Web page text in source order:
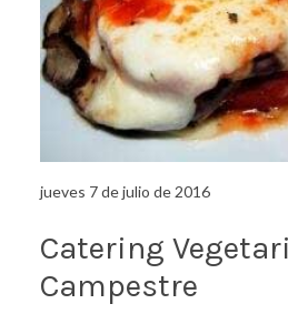
jueves 7 de julio de 2016
Catering
Campestre